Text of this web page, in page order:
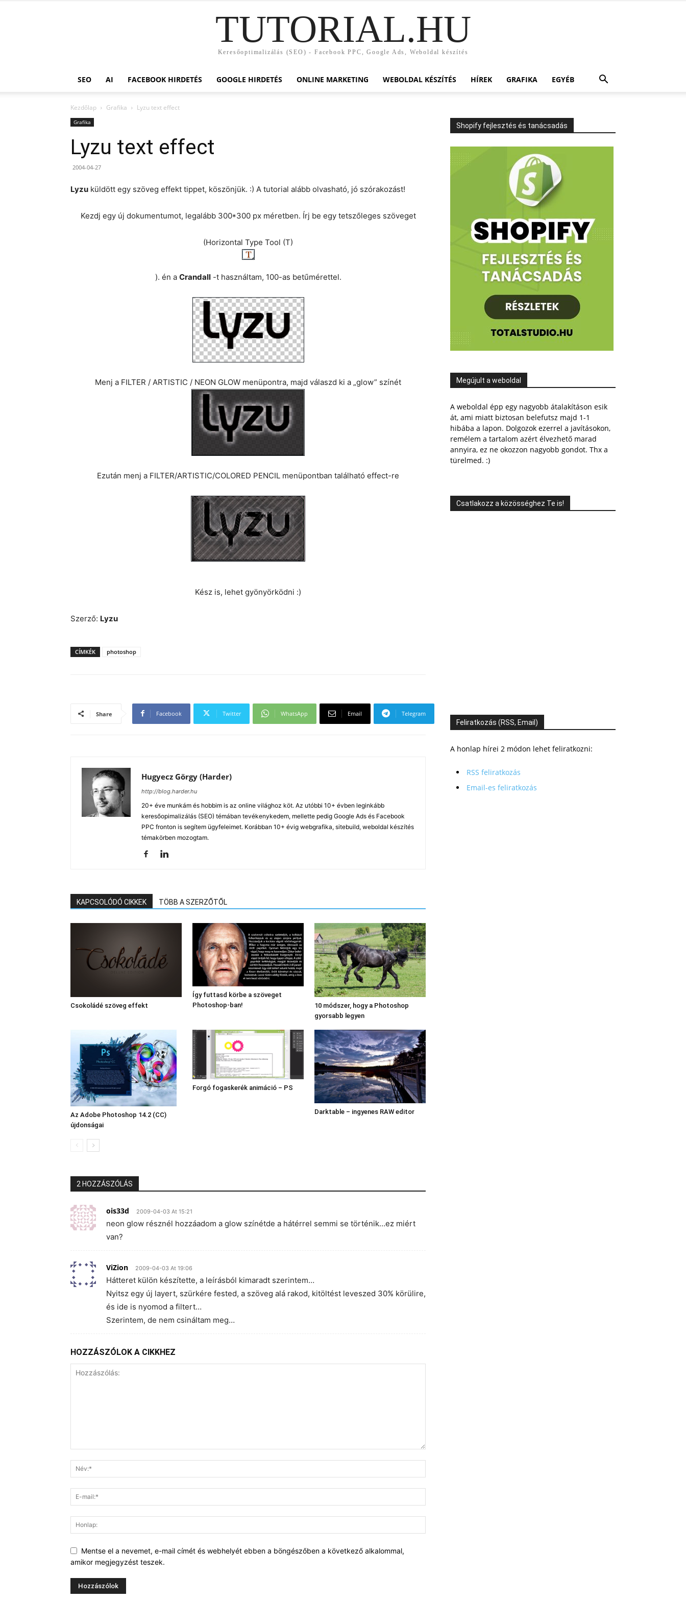
TUTORIAL.HU
Keresőoptimalizálás (SEO) - Facebook PPC, Google Ads, Weboldal készítés
SEO AI FACEBOOK HIRDETÉS GOOGLE HIRDETÉS ONLINE MARKETING WEBOLDAL KÉSZÍTÉS HÍREK GRAFIKA EGYÉB
Kezdőlap Grafika Lyzu text effect
Grafika
Lyzu text effect
2004-04-27
Lyzu küldött egy szöveg effekt tippet, köszönjük. :) A tutorial alább olvasható, jó szórakozást!
Kezdj egy új dokumentumot, legalább 300*300 px méretben. Írj be egy tetszőleges szöveget
(Horizontal Type Tool (T)
). én a Crandall-t használtam, 100-as betűmérettel.
Menj a FILTER / ARTISTIC / NEON GLOW menüpontra, majd válaszd ki a „glow” színét
Ezután menj a FILTER/ARTISTIC/COLORED PENCIL menüpontban található effect-re
Kész is, lehet gyönyörködni :)
Szerző: Lyzu
CÍMKÉK photoshop
Share Facebook Twitter WhatsApp Email Telegram
Hugyecz Görgy (Harder)
http://blog.harder.hu
20+ éve munkám és hobbim is az online világhoz köt. Az utóbbi 10+ évben leginkább
keresőopimalizálás (SEO) témában tevékenykedem, mellette pedig Google Ads és Facebook
PPC fronton is segítem ügyfeleimet. Korábban 10+ évig webgrafika, sitebuild, weboldal készítés
témakörben mozogtam.
KAPCSOLÓDÓ CIKKEK TÖBB A SZERZŐTŐL
Csokoládé szöveg effekt
Így futtasd körbe a szöveget
Photoshop-ban!
10 módszer, hogy a Photoshop
gyorsabb legyen
Az Adobe Photoshop 14.2 (CC)
újdonságai
Forgó fogaskerék animáció – PS
Darktable – ingyenes RAW editor
2 HOZZÁSZÓLÁS
ois33d 2009-04-03 At 15:21
neon glow résznél hozzáadom a glow színétde a hátérrel semmi se történik…ez miért
van?
ViZion 2009-04-03 At 19:06
Hátteret külön készítette, a leírásból kimaradt szerintem…
Nyitsz egy új layert, szürkére fested, a szöveg alá rakod, kitöltést leveszed 30% körülire,
és ide is nyomod a filtert…
Szerintem, de nem csináltam meg…
HOZZÁSZÓLOK A CIKKHEZ
Mentse el a nevemet, e-mail címét és webhelyét ebben a böngészőben a következő alkalommal,
amikor megjegyzést teszek.
Shopify fejlesztés és tanácsadás
Megújult a weboldal
A weboldal épp egy nagyobb átalakításon esik
át, ami miatt biztosan belefutsz majd 1-1
hibába a lapon. Dolgozok ezerrel a javításokon,
remélem a tartalom azért élvezhető marad
annyira, ez ne okozzon nagyobb gondot. Thx a
türelmed. :)
Csatlakozz a közösséghez Te is!
Feliratkozás (RSS, Email)
A honlap hírei 2 módon lehet feliratkozni:
RSS feliratkozás
Email-es feliratkozás